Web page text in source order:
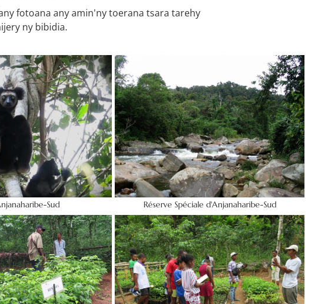
fotoana any amin'ny toerana tsara tarehy
ny bibidia.
Sud Réserve Spéciale d'Anjanaharibe-Sud